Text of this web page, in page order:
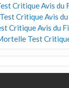
Critique Avis du
Critique Avis
Critique Avis du
Test